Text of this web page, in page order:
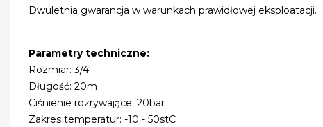
Dwuletnia gwarancja w warunkach prawidłowej eksploatacji.
Parametry techniczne:
Rozmiar: 3/4'
Długość: 20m
Ciśnienie rozrywające: 20bar
Zakres temperatur: -10 - 50stC